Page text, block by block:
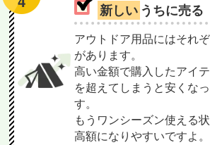
新しい うちに売る
アウトドア用品にはそれ
があります。
高い金額で購入したアイ
を超えてしまうと安くな
す。
もうワンシーズン使える状
高額になりやすいですよ。